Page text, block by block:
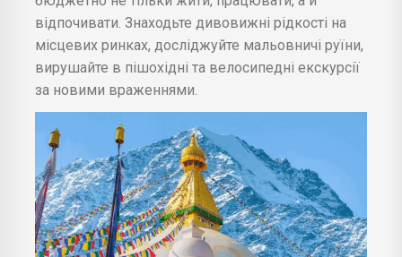
відпочивати. Знаходьте дивовижні рідкості на
місцевих ринках, досліджуйте мальовничі руїни,
вирушайте в пішохідні та велосипедні екскурсії
за новими враженнями.